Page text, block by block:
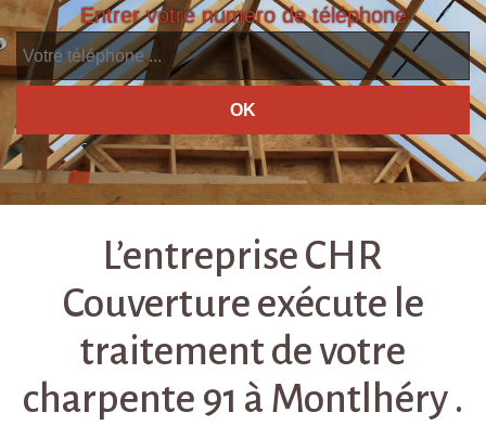
Entrer votre numero de téléphone
L’entreprise CHR
Couverture exécute le
traitement de votre
charpente 91 à Montlhéry .